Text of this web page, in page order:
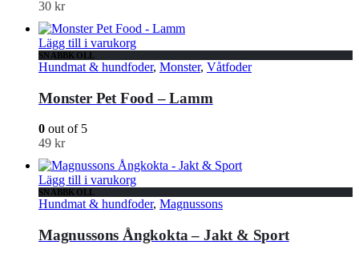
30 kr
Lägg till i varukorg
SNABBKOLL
Hundmat & hundfoder, Monster, Våtfoder
Monster Pet Food – Lamm
0 out of 5
49 kr
Lägg till i varukorg
SNABBKOLL
Hundmat & hundfoder, Magnussons
Magnussons Ångkokta – Jakt & Sport